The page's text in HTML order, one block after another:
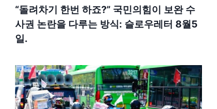
“돌려차기 한번 하죠?” 국민의힘이 보완 수
사권 논란을 다루는 방식: 슬로우레터 8월5
일.